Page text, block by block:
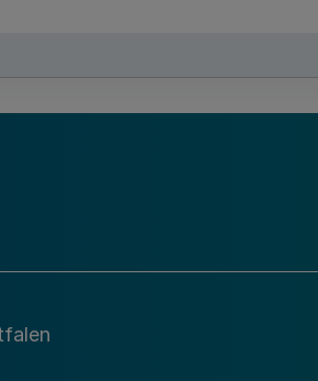
- HAbg-
die Kunsthochschulen des